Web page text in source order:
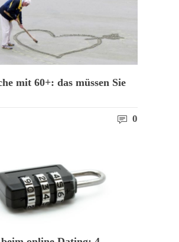
mit 60+: das müssen Sie
0